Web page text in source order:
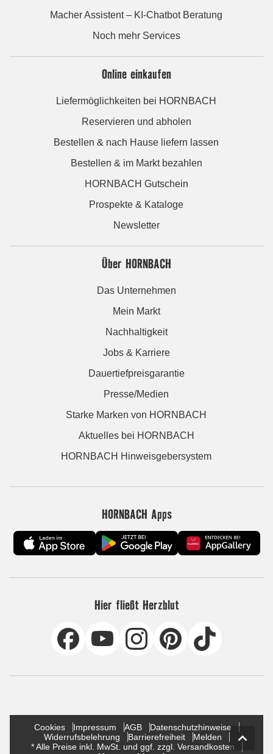
Macher Assistent – KI-Chatbot Beratung
Noch mehr Services
Online einkaufen
Liefermöglichkeiten bei HORNBACH
Reservieren und abholen
Bestellen & nach Hause liefern lassen
Bestellen & im Markt bezahlen
HORNBACH Gutschein
Prospekte & Kataloge
Newsletter
Über HORNBACH
Das Unternehmen
Mein Markt
Nachhaltigkeit
Jobs & Karriere
Dauertiefpreisgarantie
Presse/Medien
Starke Marken von HORNBACH
Aktuelles bei HORNBACH
HORNBACH Hinweisgebersystem
HORNBACH Apps
Hier fließt Herzblut
Cookies Impressum AGB
Datenschutzhinweise
Widerrufsbelehrung
Barrierefreiheit
Melden
* Alle Preise inkl. MwSt. und ggf. zzgl. Versandkosten